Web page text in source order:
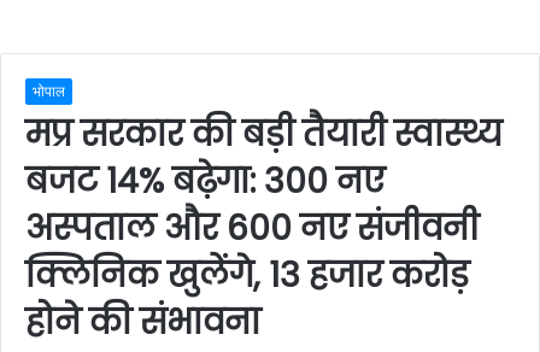
भोपाल
मप्र सरकार की बड़ी तैयारी स्वास्थ्य
बजट 14% बढ़ेगा: 300 नए
अस्पताल और 600 नए संजीवनी
क्लिनिक खुलेंगे, 13 हजार करोड़
होने की संभावना